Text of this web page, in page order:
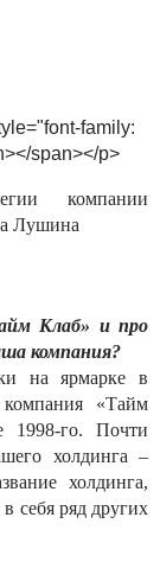
family:
span></p>
компании
Лушина
Клаб» и про
компания?
на ярмарке в
«Тайм
1998-го. Почти
холдинга –
холдинга,
себя ряд других